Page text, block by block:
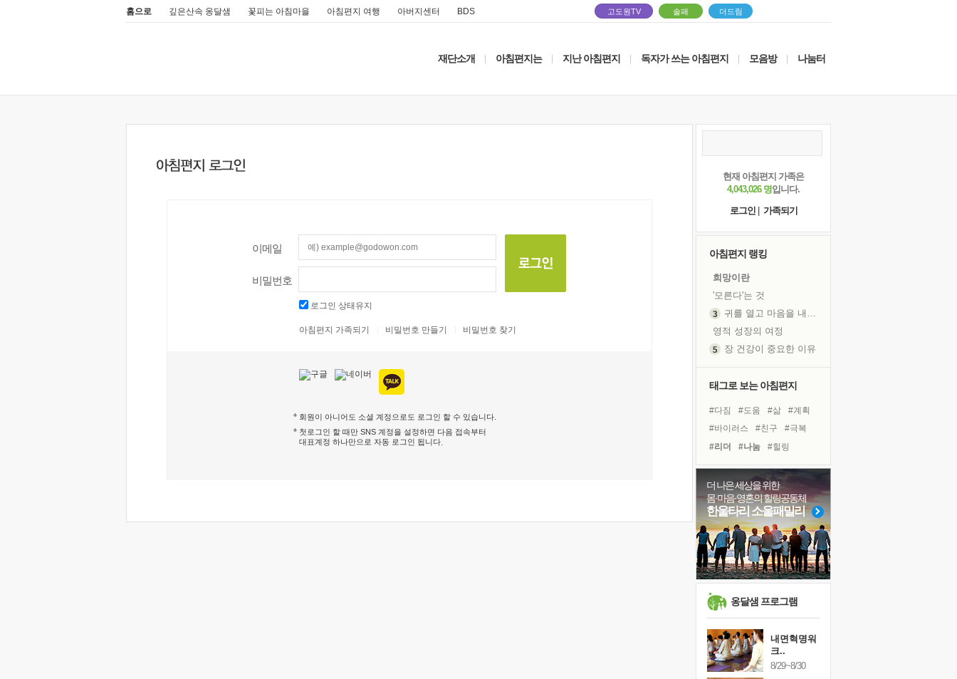
홈으로 깊은산속 옹달샘 꽃피는 아침마을 아침편지 여행 아버지센터 BDS 고도원TV 솔패 더드림
재단소개 아침편지는 지난 아침편지 독자가 쓰는 아침편지 모음방 나눔터
이메일
비밀번호
로그인 상태유지
아침편지 가족되기 비밀번호 만들기 비밀번호 찾기
회원이 아니어도 소셜 계정으로도 로그인 할 수 있습니다.
첫로그인 할 때만 SNS 계정을 설정하면 다음 접속부터
대표계정 하나만으로 자동 로그인 됩니다
현재 아침편지 가족은
4,043,026 명입니다.
로그인
가족되기
아침편지 랭킹
희망이란
'모른다'는 것
귀를 열고 마음을 내어주고
영적 성장의 여정
장 건강이 중요한 이유
꿈이 실제가 되는 것
'말 타는 법'을 먼저
졸업식 사진을 보며
극심한 변비, 어깨결림, 수면 장애
아픈 아버지를 위한 공간 설계
슬럼프
보고 싶은 어머니
못된 꼰대들
태그로 보는 아침편지
#다짐 #도움 #삶
#계획
#바이러스
#친구
#극복
#리더
#나눔
#힐링
#링컨학교
#비전캠프
#명상
#위기
#아이들
#경험
#건강
#사람
#독서캠프
#선택
#유튜브
#독서
더 나은 세상을 위한
몸·마음·영혼의 힐링공동체
한울타리 소울패밀리
옹달샘 프로그램
내면혁명워
크..
8/29~8/30